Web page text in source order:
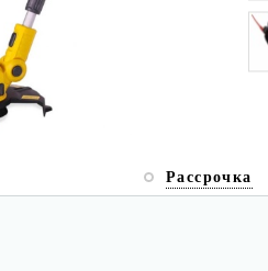
Рассрочка